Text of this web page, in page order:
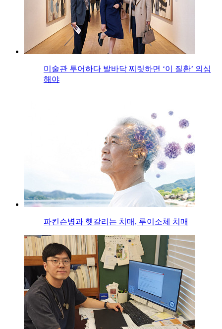
미술관 투어하다 발바닥 찌릿하면 ‘이 질환’ 의심
해야
파킨슨병과 헷갈리는 치매, 루이소체 치매